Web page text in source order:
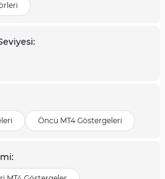
:
Öncü MT4 Göstergeleri
: